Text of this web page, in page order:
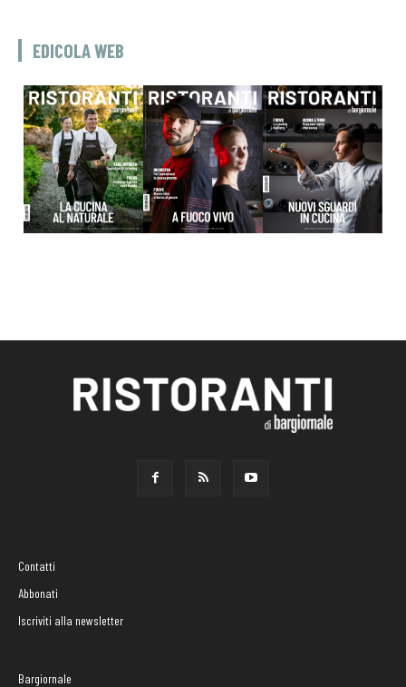
EDICOLA WEB
Contatti
Abbonati
Iscriviti alla newsletter
Bargiornale